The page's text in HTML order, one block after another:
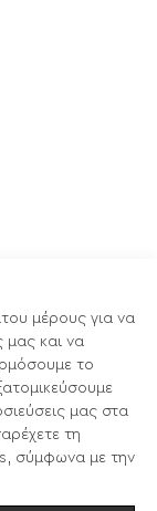
μέρους για να
μας και να
το
μας στα
τη
σύμφωνα με την